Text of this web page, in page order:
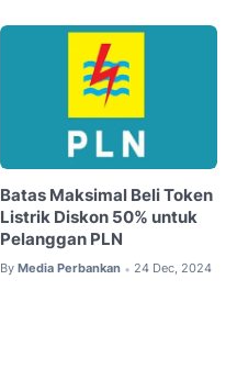
Batas Maksimal Beli Token
Listrik Diskon 50% untuk
Pelanggan PLN
By Media Perbankan • 24 Dec, 2024